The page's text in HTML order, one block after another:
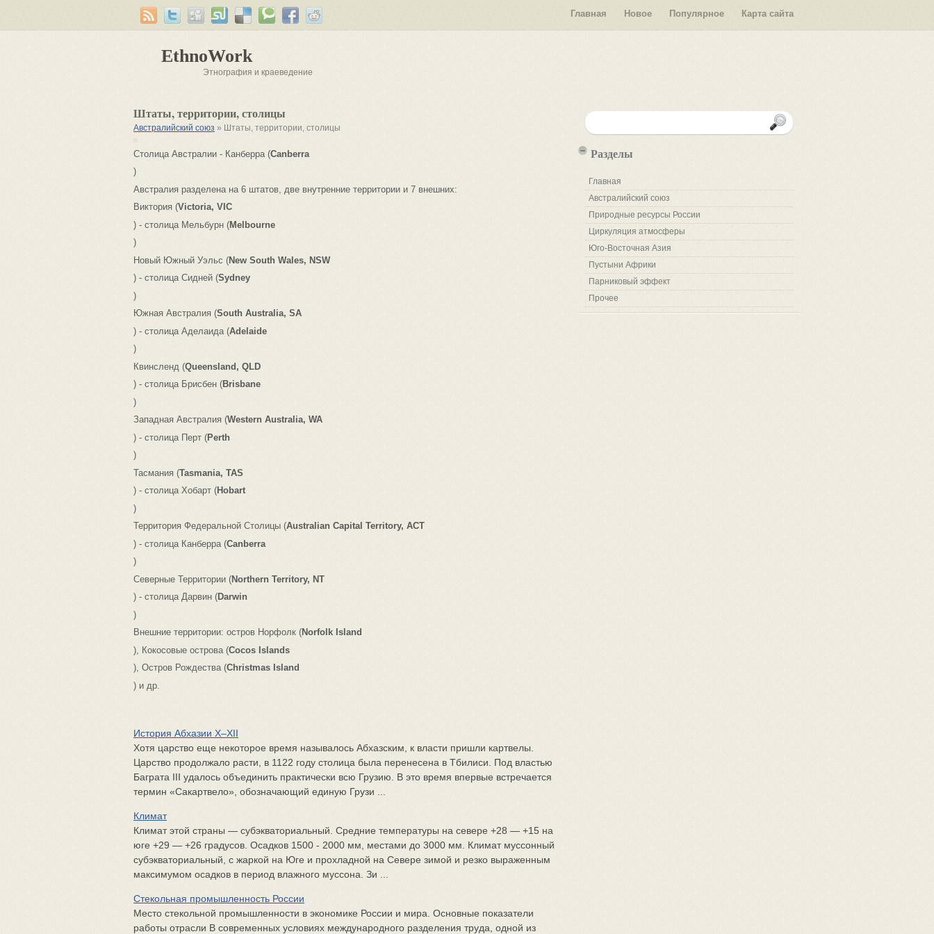
EthnoWork
Этнография и краеведение
Главная Новое Популярное Карта сайта
Штаты, территории, столицы
Австралийский союз » Штаты, территории, столицы
Столица Австралии - Канберра (Canberra
)
Австралия разделена на 6 штатов, две внутренние территории и 7 внешних:
Виктория (Victoria, VIC
) - столица Мельбурн (Melbourne
)
Новый Южный Уэльс (New South Wales, NSW
) - столица Сидней (Sydney
)
Южная Австралия (South Australia, SA
) - столица Аделаида (Adelaide
)
Квинсленд (Queensland, QLD
) - столица Брисбен (Brisbane
)
Западная Австралия (Western Australia, WA
) - столица Перт (Perth
)
Тасмания (Tasmania, TAS
) - столица Хобарт (Hobart
)
Территория Федеральной Столицы (Australian Capital Territory, ACT
) - столица Канберра (Canberra
)
Северные Территории (Northern Territory, NT
) - столица Дарвин (Darwin
)
Внешние территории: остров Норфолк (Norfolk Island
), Кокосовые острова (Cocos Islands
), Остров Рождества (Christmas Island
) и др.
История Абхазии X–XII
Хотя царство еще некоторое время называлось Абхазским, к власти пришли картвелы.
Царство продолжало расти, в 1122 году столица была перенесена в Тбилиси. Под властью
Баграта III удалось объединить практически всю Грузию. В это время впервые встречается
термин «Сакартвело», обозначающий единую Грузи ...
Климат
Климат этой страны — субэкваториальный. Средние температуры на севере +28 — +15 на
юге +29 — +26 градусов. Осадков 1500 - 2000 мм, местами до 3000 мм. Климат муссонный
субэкваториальный, с жаркой на Юге и прохладной на Севере зимой и резко выраженным
максимумом осадков в период влажного муссона. Зи ...
Стекольная промышленность России
Место стекольной промышленности в экономике России и мира. Основные показатели
работы отрасли В современных условиях международного разделения труда, одной из
Разделы
Главная
Австралийский союз
Природные ресурсы России
Циркуляция атмосферы
Юго-Восточная Азия
Пустыни Африки
Парниковый эффект
Прочее